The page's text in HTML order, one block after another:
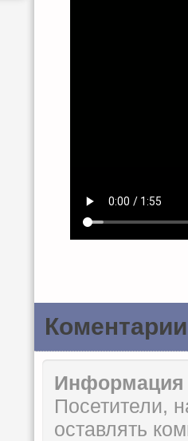
Коментарии
Информация
Посетители,
оставлять